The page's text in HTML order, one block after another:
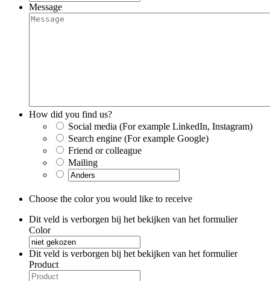
Message
How did you find us?
Social media (For example LinkedIn, Instagram)
Search engine (For example Google)
Friend or colleague
Mailing
Choose the color you would like to receive
Dit veld is verborgen bij het bekijken van het formulier
Color
Dit veld is verborgen bij het bekijken van het formulier
Product